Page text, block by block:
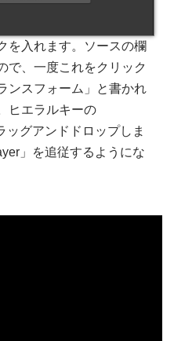
を入れます。ソースの欄
で、一度これをクリック
ンスフォーム」と書かれ
ヒエラルキーの
ッグアンドドロップしま
」を追従するようにな